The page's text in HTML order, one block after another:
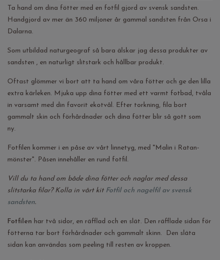
Ta hand om dina fötter med en fotfil gjord av svensk sandsten.
Handgjord av mer än 360 miljoner år gammal sandsten från Orsa i
Dalarna.
Som utbildad naturgeograf så bara älskar jag dessa produkter av
sandsten , en naturligt slitstark och hållbar produkt.
Oftast glömmer vi bort att ta hand om våra fötter och ge den lilla
extra kärleken. Mjuka upp dina fötter med ett varmt fotbad, tvåla
in varsamt med din favorit ekotvål. Efter torkning, fila bort
gammalt skin och förhårdnader och dina fötter blir så gott som
ny.
Fotfilen kommer i en påse av vårt linnetyg, med "Malin i Ratan-
mönster". Påsen innehåller en rund fotfil.
Vill du ta hand om både dina fötter och naglar med dessa
slitstarka filar? Kolla in vårt kitFotfil och nagelfil av svensk
sandsten.
Fotfilen har två sidor, en räfflad och en slät. Den räfflade sidan för
fötterna tar bort förhårdnader och gammalt skinn. Den släta
sidan kan användas som peeling till resten av kroppen.